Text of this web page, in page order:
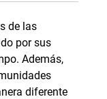
de las
por sus
Además,
diferente